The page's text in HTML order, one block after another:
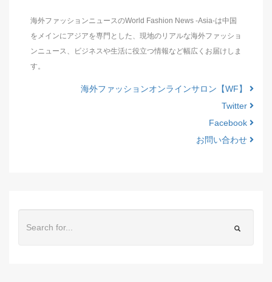
海外ファッションニュースのWorld Fashion News -Asia-は中国
をメインにアジアを専門とした、現地のリアルな海外ファッショ
ンニュース、ビジネスや生活に役立つ情報など幅広くお届けしま
す。
海外ファッションオンラインサロン【WF】
Twitter
Facebook
お問い合わせ